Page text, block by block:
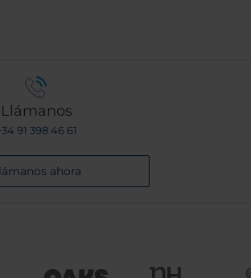
Llámanos
91 398 46 61
ahora